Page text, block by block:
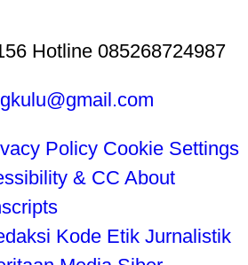
Hotline 085268724987
Policy Cookie Settings
& CC About
Kode Etik Jurnalistik